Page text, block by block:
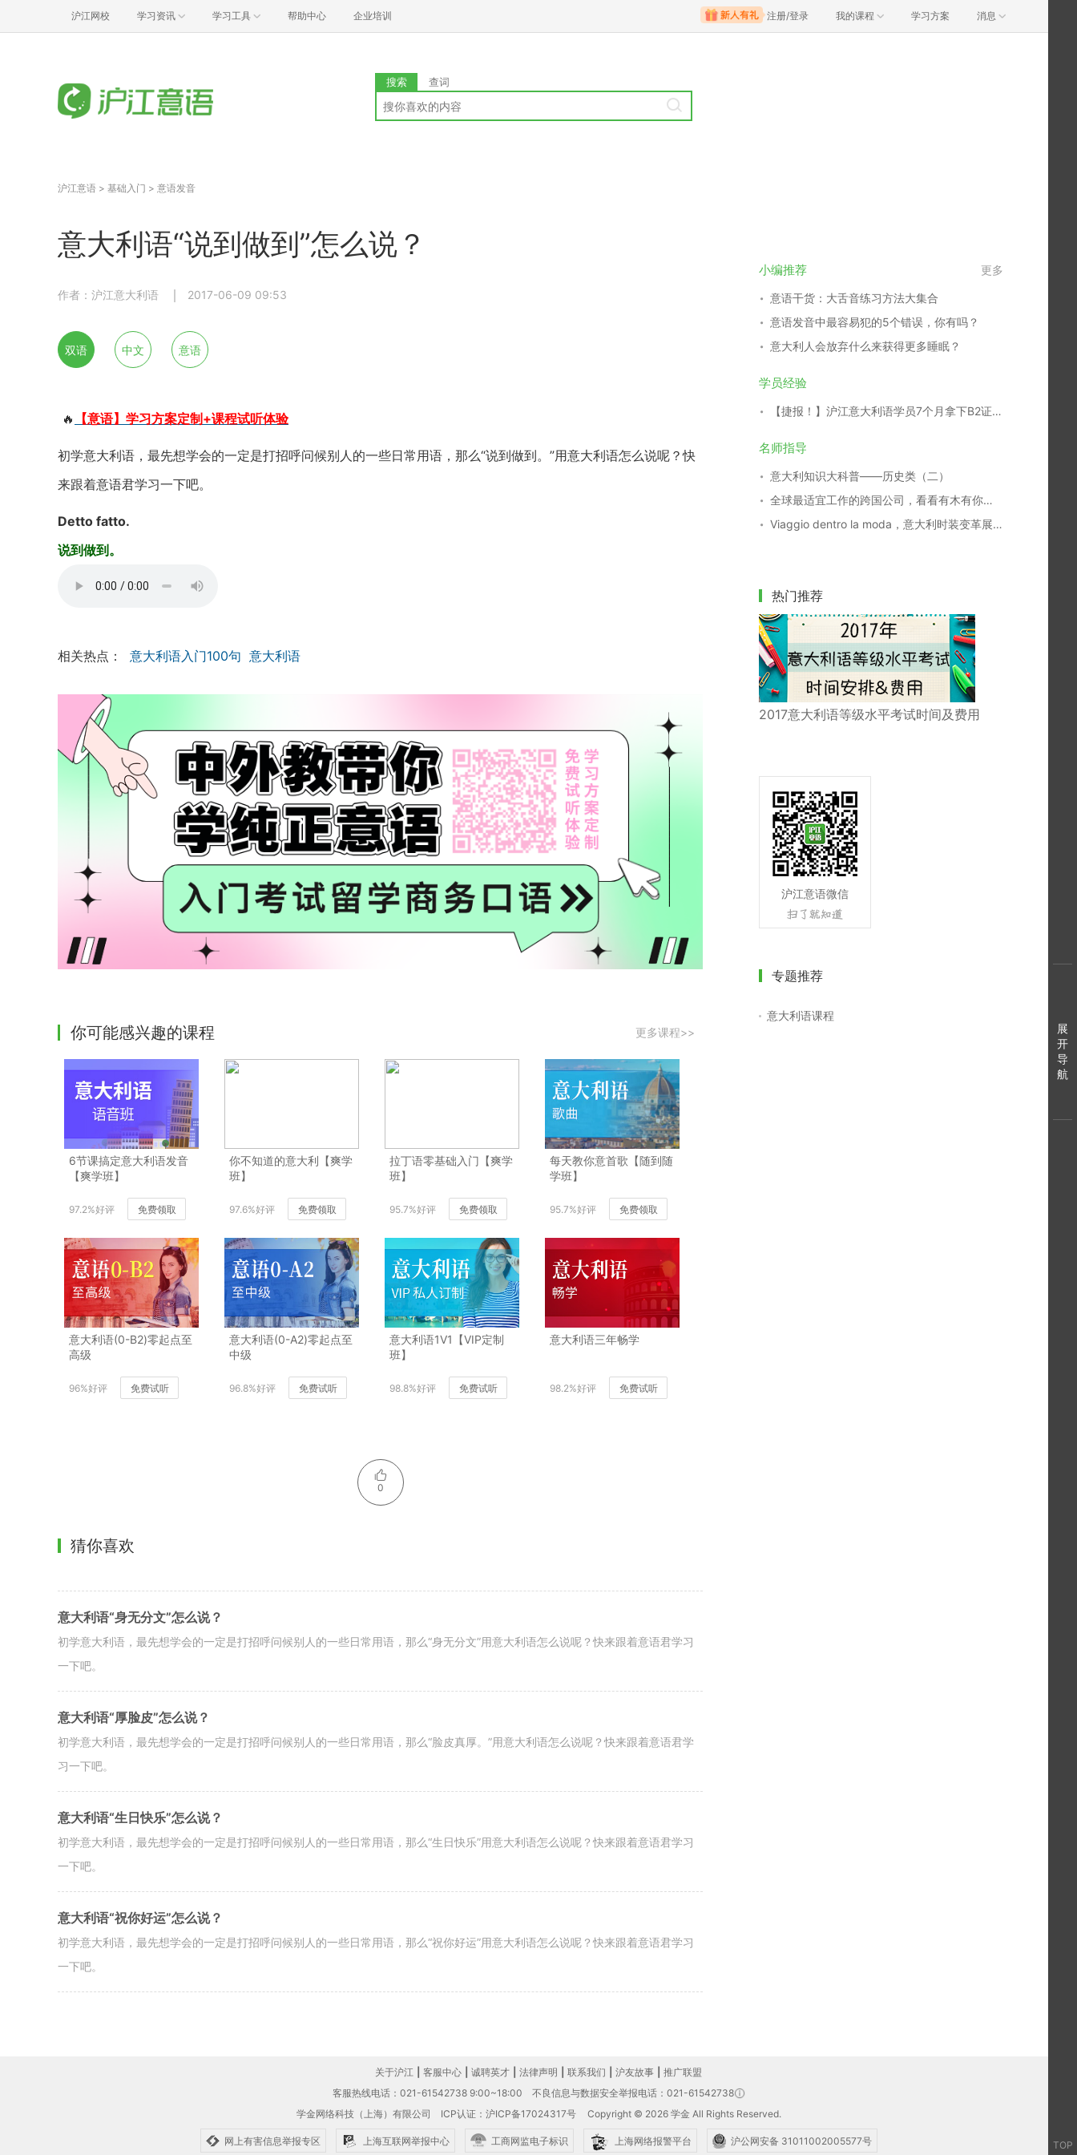
沪江网校 学习资讯 学习工具 帮助中心 企业培训 注册/登录 我的课程 学习方案 消息
搜索 查词
沪江意语 > 基础入门 > 意语发音
意大利语“说到做到”怎么说？
作者：沪江意大利语 2017-06-09 09:53
双语 中文 意语
🔥 【意语】学习方案定制+课程试听体验
初学意大利语，最先想学会的一定是打招呼问候别人的一些日常用语，那么“说到做到。”用意大利语怎么说呢？快
来跟着意语君学习一下吧。
Detto fatto.
说到做到。
相关热点： 意大利语入门100句 意大利语
你可能感兴趣的课程 更多课程>>
6节课搞定意大利语发音
【爽学班】
97.2%好评 免费领取
你不知道的意大利【爽学
班】
97.6%好评 免费领取
拉丁语零基础入门【爽学
班】
95.7%好评 免费领取
每天教你意首歌【随到随
学班】
95.7%好评 免费领取
意大利语(0-B2)零起点至
高级
96%好评 免费试听
意大利语(0-A2)零起点至
中级
96.8%好评 免费试听
意大利语1V1【VIP定制
班】
98.8%好评 免费试听
意大利语三年畅学
98.2%好评 免费试听
0
猜你喜欢
意大利语“身无分文”怎么说？
初学意大利语，最先想学会的一定是打招呼问候别人的一些日常用语，那么“身无分文”用意大利语怎么说呢？快来跟着意语君学习
一下吧。
意大利语“厚脸皮”怎么说？
初学意大利语，最先想学会的一定是打招呼问候别人的一些日常用语，那么“脸皮真厚。”用意大利语怎么说呢？快来跟着意语君学
习一下吧。
意大利语“生日快乐”怎么说？
初学意大利语，最先想学会的一定是打招呼问候别人的一些日常用语，那么“生日快乐”用意大利语怎么说呢？快来跟着意语君学习
一下吧。
意大利语“祝你好运”怎么说？
初学意大利语，最先想学会的一定是打招呼问候别人的一些日常用语，那么“祝你好运”用意大利语怎么说呢？快来跟着意语君学习
一下吧。
小编推荐 更多
意语干货：大舌音练习方法大集合
意语发音中最容易犯的5个错误，你有吗？
意大利人会放弃什么来获得更多睡眠？
学员经验
【捷报！】沪江意大利语学员7个月拿下B2证书！
名师指导
意大利知识大科普——历史类（二）
全球最适宜工作的跨国公司，看看有木有你们家
Viaggio dentro la moda，意大利时装变革展29日开幕
热门推荐
2017意大利语等级水平考试时间及费用
沪江意语微信
专题推荐
意大利语课程
展
开
导
航
TOP
关于沪江 客服中心 诚聘英才 法律声明 联系我们 沪友故事
推广联盟
客服热线电话：021-61542738 9:00~18:00
不良信息与数据安全举报电话：021-61542738
学金网络科技（上海）有限公司 ICP认证：沪ICP备17024317号 Copyright © 2026 学金 All Rights Reserved.
网上有害信息举报专区 上海互联网举报中心 工商网监电子标识 上海网络报警平台 沪公网安备 31011002005577号